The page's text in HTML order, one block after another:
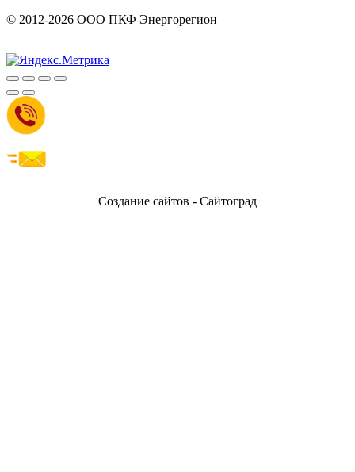
© 2012-2026 ООО ПКФ Энергорегион
Создание сайтов - Сайтоград